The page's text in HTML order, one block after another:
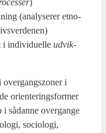
)
(ana­ly­se­rer etno­
i indi­vi­du­el­le udvik­
i
ori­en­te­rings­for­mer
sådan­ne over­gan­ge
socio­lo­gi,